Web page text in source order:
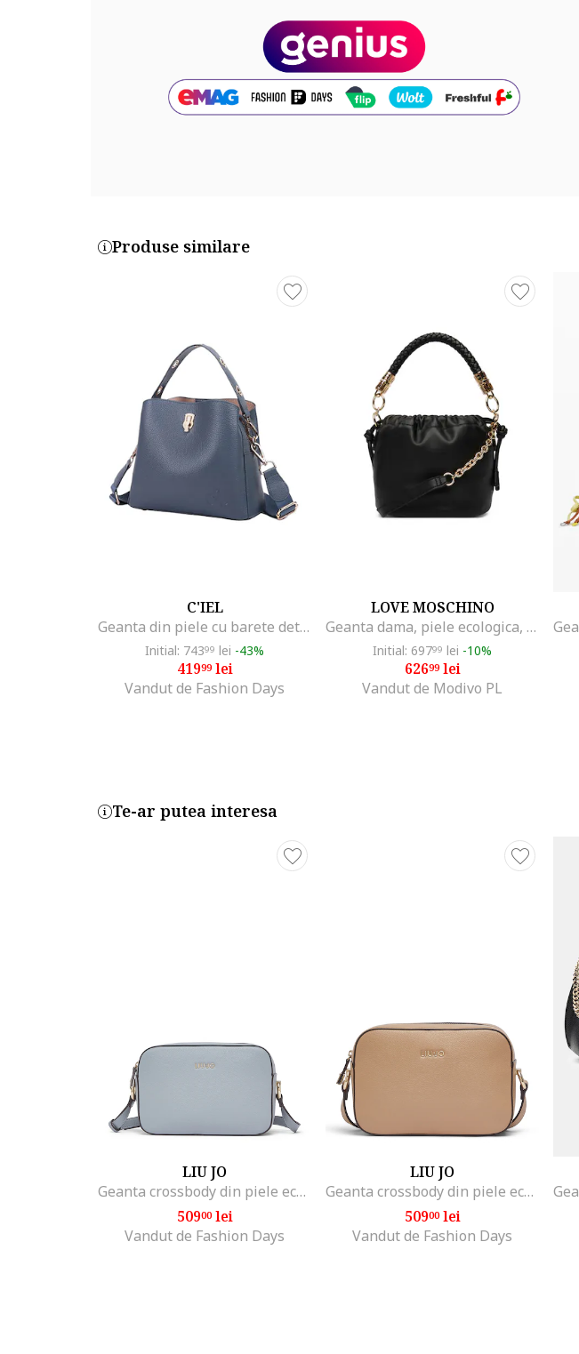
Detalii: picioruse metalice, aplicatie cu logo metalic
Exterior: material sintetic
SM13001060-B-G
Produse similare
C'IEL
Geanta din piele cu barete detasabile RAILEY, Albastru petrol
Initial: 74399 lei -43%
41999lei
Vandut de Fashion Days
LOVE MOSCHINO
Geanta dama, piele ecologica, negru, One Size INTL
Initial: 69799 lei -10%
62699lei
Vandut de Modivo PL
Te-ar putea interesa
LIU JO
Geanta crossbody din piele ecologica, Gri
50900lei
Vandut de Fashion Days
LIU JO
Geanta crossbody din piele ecologica, Maro camel
50900lei
Vandut de Fashion Days